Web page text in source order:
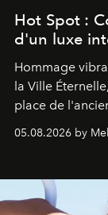
Hot Spot :
d'un luxe
Hommage
la Ville
place de
de vivre
05.08.2026 by